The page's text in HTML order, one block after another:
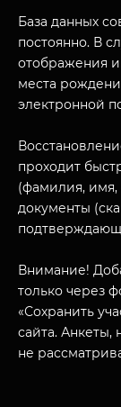
База данных
постоянно. В
отображения
места
электронной
проходит
(фамилия, имя,
документы
Внимание!
только через
«Сохранить
сайта. Анкеты,
не